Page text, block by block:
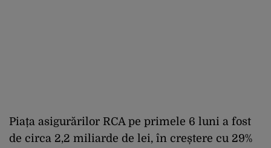
Piața asigurărilor RCA pe primele 6 luni a fost
de circa 2,2 miliarde de lei, în creștere cu 29%